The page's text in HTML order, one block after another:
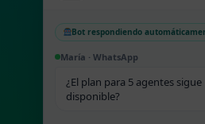
Chat
conversaciones
Bot respondiendo
María · WhatsApp
¿El plan para 5 agentes sigue
disponible?